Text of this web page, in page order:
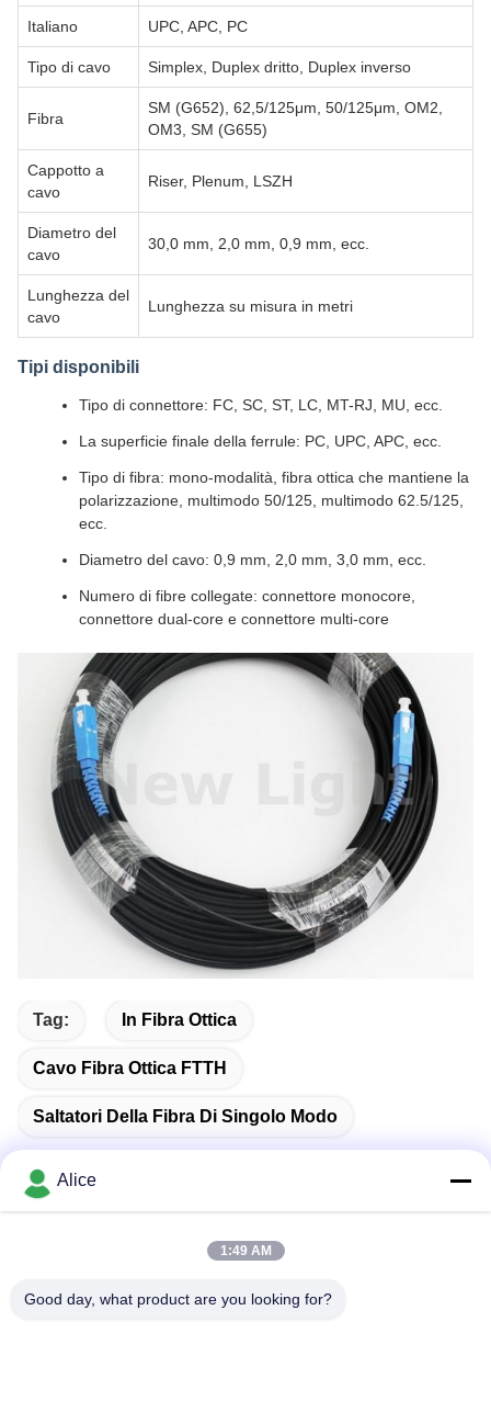
Italiano UPC, APC, PC
Tipo di cavo Simplex, Duplex dritto, Duplex inverso
Fibra
SM (G652), 62,5/125μm, 50/125μm, OM2,
OM3, SM (G655)
Cappotto a
cavo
Riser, Plenum, LSZH
Diametro del
cavo
30,0 mm, 2,0 mm, 0,9 mm, ecc.
Lunghezza del
cavo
Lunghezza su misura in metri
Tipi disponibili
Tipo di connettore: FC, SC, ST, LC, MT-RJ, MU, ecc.
La superficie finale della ferrule: PC, UPC, APC, ecc.
Tipo di fibra: mono-modalità, fibra ottica che mantiene la
polarizzazione, multimodo 50/125, multimodo 62.5/125,
ecc.
Diametro del cavo: 0,9 mm, 2,0 mm, 3,0 mm, ecc.
Numero di fibre collegate: connettore monocore,
connettore dual-core e connettore multi-core
Tag: In Fibra Ottica
Cavo Fibra Ottica FTTH
Saltatori Della Fibra Di Singolo Modo
Indirizzo
Alice
1:49 AM
Good day, what product are you looking for?